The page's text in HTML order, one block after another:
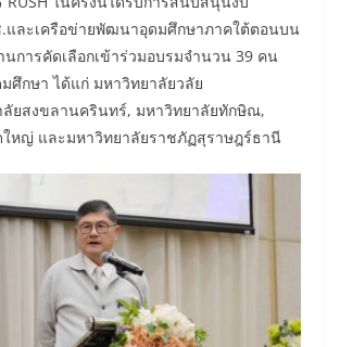
และเครือข่ายพัฒนาอุดมศึกษาภาคใต้ตอนบน
นการคัดเลือกเข้าร่วมอบรมจำนวน 39 คน
ศึกษา ได้แก่ มหาวิทยาลัยวลัย
ยสงขลานครินทร์, มหาวิทยาลัยทักษิณ,
หญ่ และมหาวิทยาลัยราชภัฏสุราษฎร์ธานี